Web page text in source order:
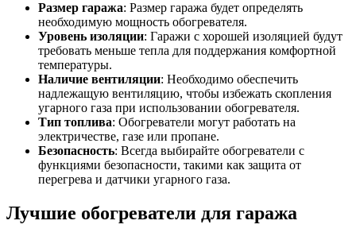
Размер гаража: Размер гаража будет определять
необходимую мощность обогревателя.
Уровень изоляции: Гаражи с хорошей изоляцией будут
требовать меньше тепла для поддержания комфортной
температуры.
Наличие вентиляции: Необходимо обеспечить
надлежащую вентиляцию, чтобы избежать скопления
угарного газа при использовании обогревателя.
Тип топлива: Обогреватели могут работать на
электричестве, газе или пропане.
Безопасность: Всегда выбирайте обогреватели с
функциями безопасности, такими как защита от
перегрева и датчики угарного газа.
Лучшие обогреватели для гаража